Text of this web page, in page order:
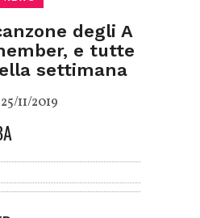
degli A
e tutte
settimana
25/11/2019